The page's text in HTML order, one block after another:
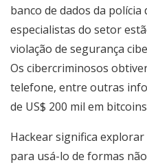
banco de dados da polícia
especialistas do setor
violação de segurança
Os cibercriminosos
telefone, entre outras
de US$ 200 mil em
Hackear significa
para usá-lo de formas